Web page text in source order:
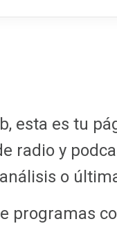
esta es tu
radio y
o
programas